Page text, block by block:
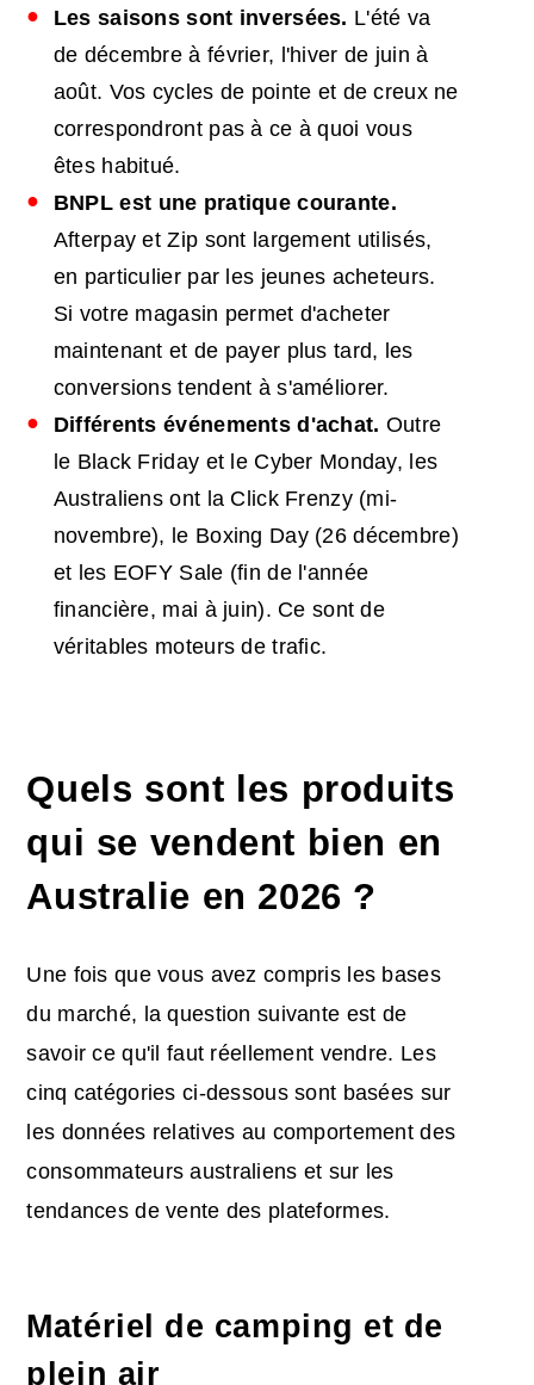
Les saisons sont inversées. L'été va
de décembre à février, l'hiver de juin à
août. Vos cycles de pointe et de creux ne
correspondront pas à ce à quoi vous
êtes habitué.
BNPL est une pratique courante.
Afterpay et Zip sont largement utilisés,
en particulier par les jeunes acheteurs.
Si votre magasin permet d'acheter
maintenant et de payer plus tard, les
conversions tendent à s'améliorer.
Différents événements d'achat. Outre
le Black Friday et le Cyber Monday, les
Australiens ont la Click Frenzy (mi-
novembre), le Boxing Day (26 décembre)
et les EOFY Sale (fin de l'année
financière, mai à juin). Ce sont de
véritables moteurs de trafic.
Quels sont les produits
qui se vendent bien en
Australie en 2026 ?
Une fois que vous avez compris les bases
du marché, la question suivante est de
savoir ce qu'il faut réellement vendre. Les
cinq catégories ci-dessous sont basées sur
les données relatives au comportement des
consommateurs australiens et sur les
tendances de vente des plateformes.
Matériel de camping et de
plein air